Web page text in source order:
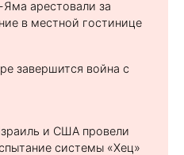
арестовали за
в местной гостинице
завершится война с
и США провели
системы «Хец»